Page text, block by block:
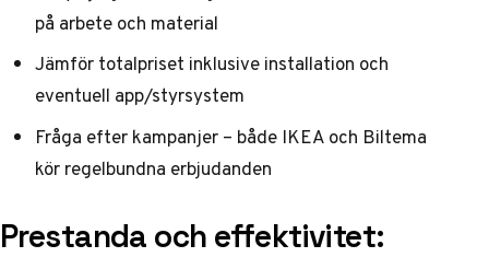
på arbete och material
Jämför totalpriset inklusive installation och
eventuell app/styrsystem
Fråga efter kampanjer – både IKEA och Biltema
kör regelbundna erbjudanden
Prestanda och effektivitet: